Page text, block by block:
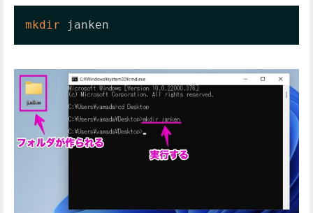
mkdir janken